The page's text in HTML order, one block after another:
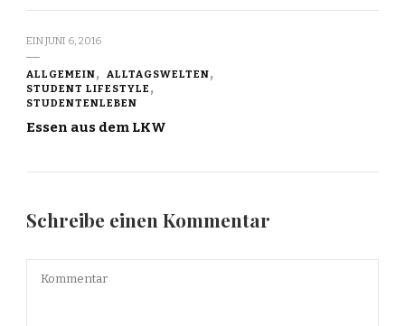
EINJUNI 6, 2016
ALLGEMEIN
ALLTAGSWELTEN
STUDENT LIFESTYLE
STUDENTENLEBEN
Essen aus dem LKW
Schreibe einen Kommentar